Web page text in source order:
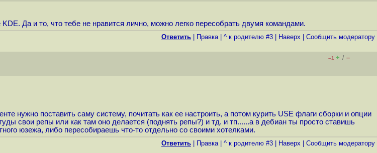
Да и то, что тебе не нравится лично, можно легко пересобрать двумя командами.
Ответить Правка| ^ к родителю #3 Наверх Cообщить модератору
–1 + / –
нужно поставить саму систему, почитать как ее настроить, а потом курить USE флаги сборки и опции
свои репы или как там оно делается (поднять репы?) и тд. и тп......а в дебиан ты просто ставишь
юзежа, либо пересобираешь что-то отдельно со своими хотелками.
Ответить Правка| ^ к родителю #3 Наверх Cообщить модератору